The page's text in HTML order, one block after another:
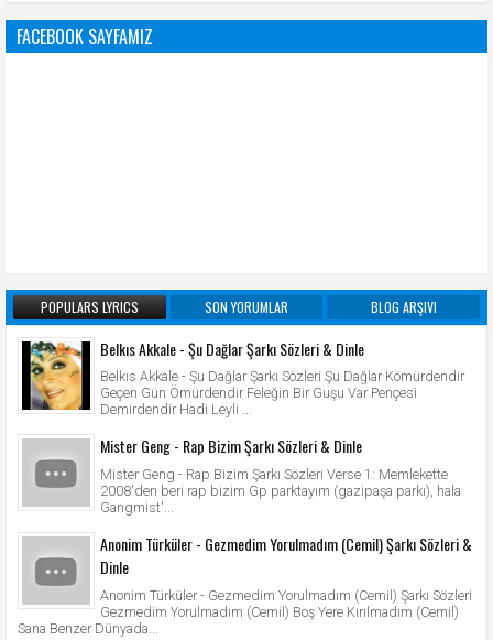
FACEBOOK SAYFAMIZ
POPULARS LYRICS SON YORUMLAR BLOG ARŞIVI
Belkıs Akkale - Şu Dağlar Şarkı Sözleri & Dinle
Belkıs Akkale - Şu Dağlar Şarkı Sözleri Şu Dağlar Kömürdendir
Geçen Gün Ömürdendir Feleğin Bir Guşu Var Pençesi
Demirdendir Hadi Leyli ...
Mister Geng - Rap Bizim Şarkı Sözleri & Dinle
Mister Geng - Rap Bizim Şarkı Sözleri Verse 1: Memlekette
2008'den beri rap bizim Gp parktayım (gazipaşa parkı), hala
Gangmist'...
Anonim Türküler - Gezmedim Yorulmadım (Cemil) Şarkı Sözleri &
Dinle
Anonim Türküler - Gezmedim Yorulmadım (Cemil) Şarkı Sözleri
Gezmedim Yorulmadım (Cemil) Boş Yere Kırılmadım (Cemil)
Sana Benzer Dünyada...